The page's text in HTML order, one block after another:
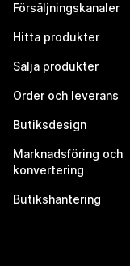
Försäljningskanaler
Hitta produkter
Sälja produkter
Order och leverans
Butiksdesign
Marknadsföring och
konvertering
Butikshantering